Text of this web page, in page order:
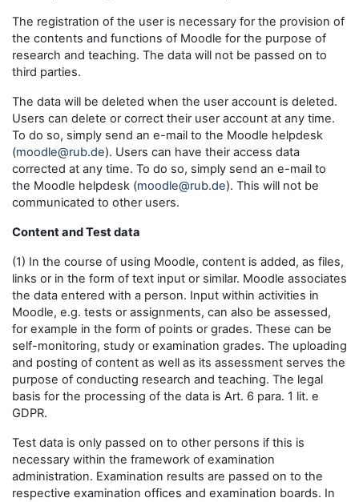
The registration of the user is necessary for the provision of
the contents and functions of Moodle for the purpose of
research and teaching. The data will not be passed on to
third parties.
The data will be deleted when the user account is deleted.
Users can delete or correct their user account at any time.
To do so, simply send an e-mail to the Moodle helpdesk
(moodle@rub.de). Users can have their access data
corrected at any time. To do so, simply send an e-mail to
the Moodle helpdesk (moodle@rub.de). This will not be
communicated to other users.
Content and Test data
(1) In the course of using Moodle, content is added, as files,
links or in the form of text input or similar. Moodle associates
the data entered with a person. Input within activities in
Moodle, e.g. tests or assignments, can also be assessed,
for example in the form of points or grades. These can be
self-monitoring, study or examination grades. The uploading
and posting of content as well as its assessment serves the
purpose of conducting research and teaching. The legal
basis for the processing of the data is Art. 6 para. 1 lit. e
GDPR.
Test data is only passed on to other persons if this is
necessary within the framework of examination
administration. Examination results are passed on to the
respective examination offices and examination boards. In